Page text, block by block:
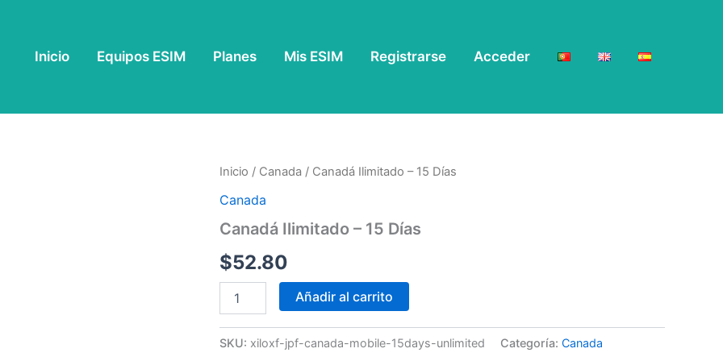
Inicio Equipos ESIM Planes Mis ESIM Registrarse Acceder
Inicio / Canada / Canadá Ilimitado – 15 Días
Canada
Canadá Ilimitado – 15 Días
$52.80
Canadá
-
Días
Añadir al carrito
SKU: xiloxf-jpf-canada-mobile-15days-unlimited Categoría: Canada